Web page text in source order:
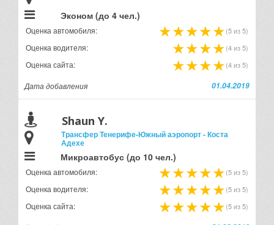
Эконом (до 4 чел.)
Оценка автомобиля: (5 из 5)
Оценка водителя: (4 из 5)
Оценка сайта: (4 из 5)
Дата добавления 01.04.2019
Shaun Y.
Трансфер Тенерифе-Южный аэропорт - Коста
Адехе
Микроавтобус (до 10 чел.)
Оценка автомобиля: (5 из 5)
Оценка водителя: (5 из 5)
Оценка сайта: (5 из 5)